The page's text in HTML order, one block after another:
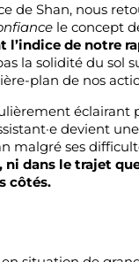
de Shan, nous
le concept
l’indice de notre
la solidité du sol
plan de nos
éclairant
devient
malgré ses
dans le trajet
côtés.